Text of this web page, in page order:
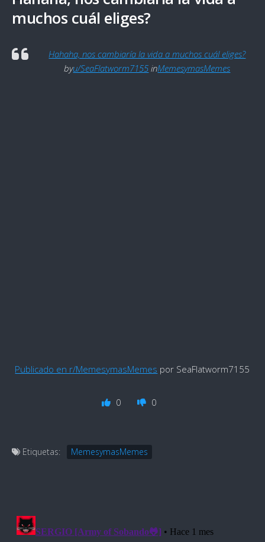
muchos cuál eliges?
Hahaha, nos cambiaría la vida a muchos cuál eliges?
byu/SeaFlatworm7155 inMemesymasMemes
Publicado en r/MemesymasMemes por SeaFlatworm7155
0 0
Etiquetas: MemesymasMemes